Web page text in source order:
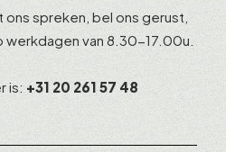
spreken, bel ons gerust,
werkdagen van 8.30-17.00u.
is: +31 20 261 57 48